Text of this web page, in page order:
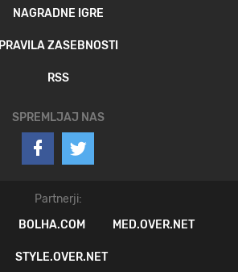
NAGRADNE IGRE
PRAVILA ZASEBNOSTI
RSS
SPREMLJAJ NAS
Partnerji:
BOLHA.COM MED.OVER.NET
STYLE.OVER.NET